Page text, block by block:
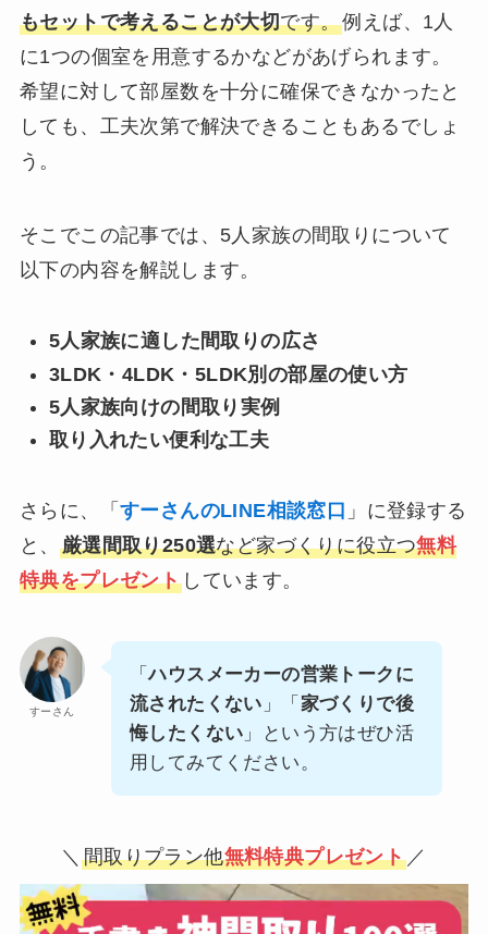
もセットで考えることが大切です。例えば、1人
に1つの個室を用意するかなどがあげられます。
希望に対して部屋数を十分に確保できなかったと
しても、工夫次第で解決できることもあるでしょ
う。
そこでこの記事では、5人家族の間取りについて
以下の内容を解説します。
5人家族に適した間取りの広さ
3LDK・4LDK・5LDK別の部屋の使い方
5人家族向けの間取り実例
取り入れたい便利な工夫
さらに、「 すーさんのLINE相談窓口 」に登録する
と、 厳選間取り250選など家づくりに役立つ無料
特典をプレゼント しています。
すーさん
「ハウスメーカーの営業トークに
流されたくない 」「 家づくりで後
悔したくない 」という方はぜひ活
用してみてください。
＼ 間取りプラン他無料特典プレゼント ／